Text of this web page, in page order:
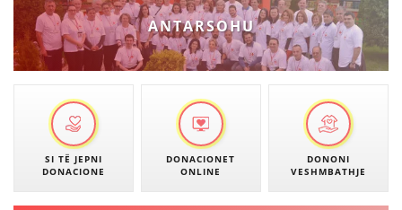
VEPRIMTARI
DORACAKË
STRATEGJI
ANTARSOHU
SI TË JEPNI
DONACIONE
DONACIONET
ONLINE
DONONI
VESHMBATHJE